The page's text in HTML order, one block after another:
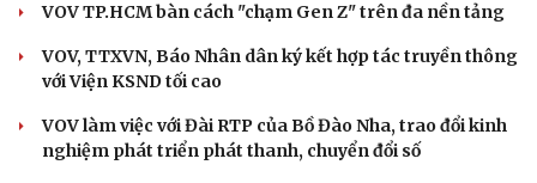
VOV TP.HCM bàn cách "chạm Gen Z" trên đa nền tảng
VOV, TTXVN, Báo Nhân dân ký kết hợp tác truyền thông
với Viện KSND tối cao
VOV làm việc với Đài RTP của Bồ Đào Nha, trao đổi kinh
nghiệm phát triển phát thanh, chuyển đổi số